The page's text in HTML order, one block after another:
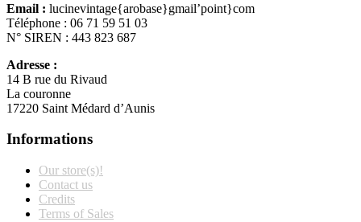
Email : lucinevintage{arobase}gmail’point}com
Téléphone : 06 71 59 51 03
N° SIREN : 443 823 687
Adresse :
14 B rue du Rivaud
La couronne
17220 Saint Médard d’Aunis
Informations
Our store(s)!
Contact us
Credits
Terms of Sales